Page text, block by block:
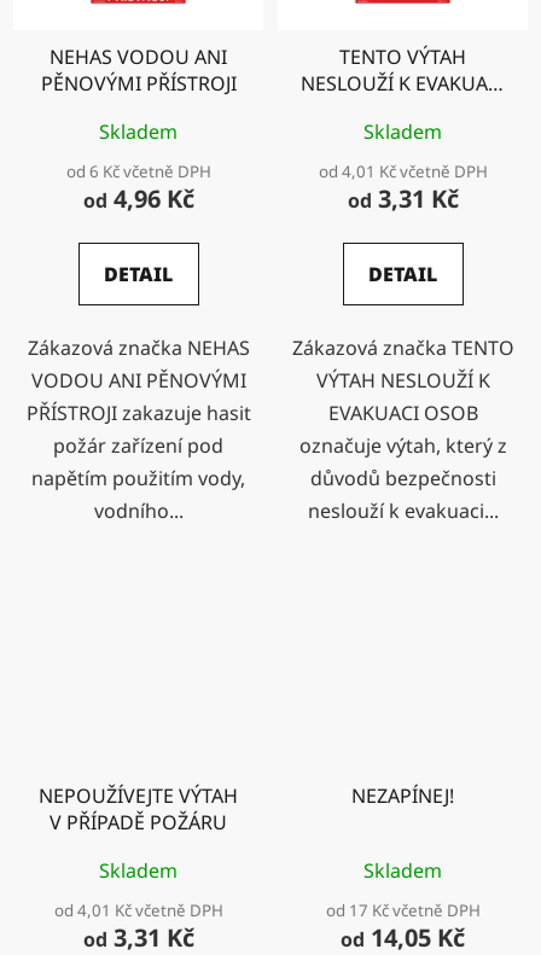
NEHAS VODOU ANI
PĚNOVÝMI PŘÍSTROJI
Skladem
od 6 Kč včetně DPH
od 4,96 Kč
DETAIL
Zákazová značka NEHAS
VODOU ANI PĚNOVÝMI
PŘÍSTROJI zakazuje hasit
požár zařízení pod
napětím použitím vody,
vodního...
TENTO VÝTAH
NESLOUŽÍ K EVAKUACI
Skladem
od 4,01 Kč včetně DPH
od 3,31 Kč
DETAIL
Zákazová značka TENTO
VÝTAH NESLOUŽÍ K
EVAKUACI OSOB
označuje výtah, který z
důvodů bezpečnosti
neslouží k evakuaci...
NEPOUŽÍVEJTE VÝTAH
V PŘÍPADĚ POŽÁRU
Skladem
od 4,01 Kč včetně DPH
od 3,31 Kč
NEZAPÍNEJ!
Skladem
od 17 Kč včetně DPH
od 14,05 Kč